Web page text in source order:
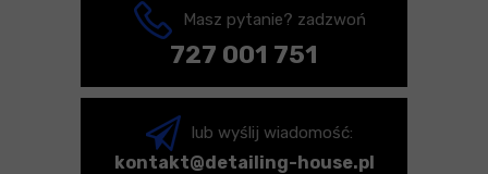
Masz pytanie? zadzwoń
727 001 751
lub wyślij wiadomość:
kontakt@detailing-house.pl